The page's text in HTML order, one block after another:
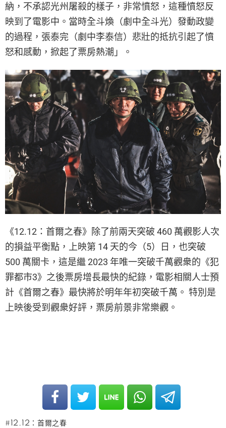
納，不承認光州屠殺的樣子，非常憤怒，這種憤怒反
映到了電影中。當時全斗煥（劇中全斗光）發動政變
的過程，張泰完（劇中李泰信）悲壯的抵抗引起了憤
怒和感動，掀起了票房熱潮」。
《12.12：首爾之春》除了前兩天突破 460 萬觀影人次
的損益平衡點，上映第 14 天的今（5）日，也突破
500 萬關卡，這是繼 2023 年唯一突破千萬觀衆的《犯
罪都市3》之後票房增長最快的紀錄，電影相關人士預
計《首爾之春》最快將於明年年初突破千萬。 特別是
上映後受到觀衆好評，票房前景非常樂觀。
12.12：首爾之春